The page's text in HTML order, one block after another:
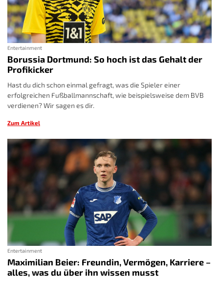
Entertainment
Borussia Dortmund: So hoch ist das Gehalt der
Profikicker
Hast du dich schon einmal gefragt, was die Spieler einer
erfolgreichen Fußballmannschaft, wie beispielsweise dem BVB
verdienen? Wir sagen es dir.
Zum Artikel
Entertainment
Maximilian Beier: Freundin, Vermögen, Karriere –
alles, was du über ihn wissen musst